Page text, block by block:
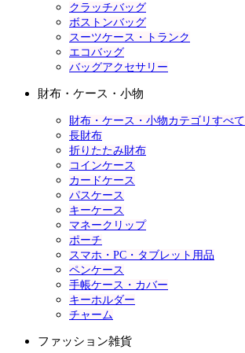
クラッチバッグ
ボストンバッグ
スーツケース・トランク
エコバッグ
バッグアクセサリー
財布・ケース・小物
財布・ケース・小物カテゴリすべて
長財布
折りたたみ財布
コインケース
カードケース
パスケース
キーケース
マネークリップ
ポーチ
スマホ・PC・タブレット用品
ペンケース
手帳ケース・カバー
キーホルダー
チャーム
ファッション雑貨